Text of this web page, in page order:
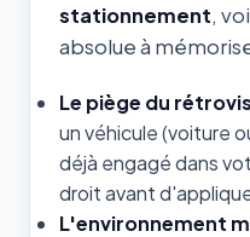
stationnement,
absolue à
Le piège du
un véhicule (voiture
déjà engagé dans
droit avant
L'environnement